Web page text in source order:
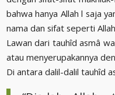
bahwa hanya Allah l saja
nama dan sifat seperti
Lawan dari tauhîd asmâ
atau menyerupakannya
Di antara dalil-dalil tauhîd